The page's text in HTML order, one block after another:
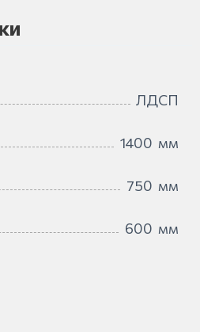
ЛДСП
1400 мм
750 мм
600 мм